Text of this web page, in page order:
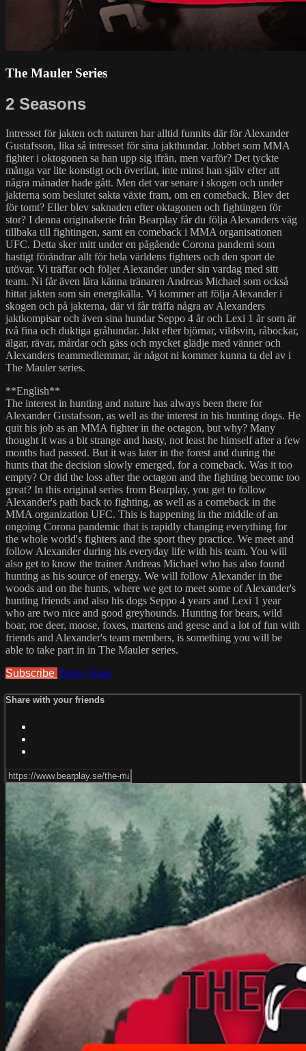
The Mauler Series
2 Seasons
Intresset för jakten och naturen har alltid funnits där för Alexander
Gustafsson, lika så intresset för sina jakthundar. Jobbet som MMA
fighter i oktogonen sa han upp sig ifrån, men varför? Det tyckte
många var lite konstigt och överilat, inte minst han själv efter att
några månader hade gått. Men det var senare i skogen och under
jakterna som beslutet sakta växte fram, om en comeback. Blev det
för tomt? Eller blev saknaden efter oktagonen och fightingen för
stor? I denna originalserie från Bearplay får du följa Alexanders väg
tillbaka till fightingen, samt en comeback i MMA organisationen
UFC. Detta sker mitt under en pågående Corona pandemi som
hastigt förändrar allt för hela världens fighters och den sport de
utövar. Vi träffar och följer Alexander under sin vardag med sitt
team. Ni får även lära känna tränaren Andreas Michael som också
hittat jakten som sin energikälla. Vi kommer att följa Alexander i
skogen och på jakterna, där vi får träffa några av Alexanders
jaktkompisar och även sina hundar Seppo 4 år och Lexi 1 år som är
två fina och duktiga gråhundar. Jakt efter björnar, vildsvin, råbockar,
älgar, rävar, mårdar och gäss och mycket glädje med vänner och
Alexanders teammedlemmar, är något ni kommer kunna ta del av i
The Mauler series.
**English**
The interest in hunting and nature has always been there for
Alexander Gustafsson, as well as the interest in his hunting dogs. He
quit his job as an MMA fighter in the octagon, but why? Many
thought it was a bit strange and hasty, not least he himself after a few
months had passed. But it was later in the forest and during the
hunts that the decision slowly emerged, for a comeback. Was it too
empty? Or did the loss after the octagon and the fighting become too
great? In this original series from Bearplay, you get to follow
Alexander's path back to fighting, as well as a comeback in the
MMA organization UFC. This is happening in the middle of an
ongoing Corona pandemic that is rapidly changing everything for
the whole world's fighters and the sport they practice. We meet and
follow Alexander during his everyday life with his team. You will
also get to know the trainer Andreas Michael who has also found
hunting as his source of energy. We will follow Alexander in the
woods and on the hunts, where we get to meet some of Alexander's
hunting friends and also his dogs Seppo 4 years and Lexi 1 year
who are two nice and good greyhounds. Hunting for bears, wild
boar, roe deer, moose, foxes, martens and geese and a lot of fun with
friends and Alexander's team members, is something you will be
able to take part in in The Mauler series.
Subscribe Trailer Share
Share with your friends